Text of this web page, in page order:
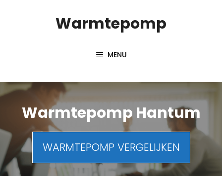
Warmtepomp
MENU
Warmtepomp Hantum
WARMTEPOMP VERGELIJKEN